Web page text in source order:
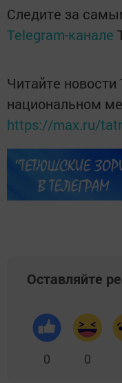
Следите за
Telegram-канале
Читайте новости
национальном
https://max.ru/
Оставляйте
0 0